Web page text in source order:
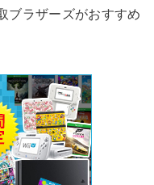
ブラザーズがおすすめ